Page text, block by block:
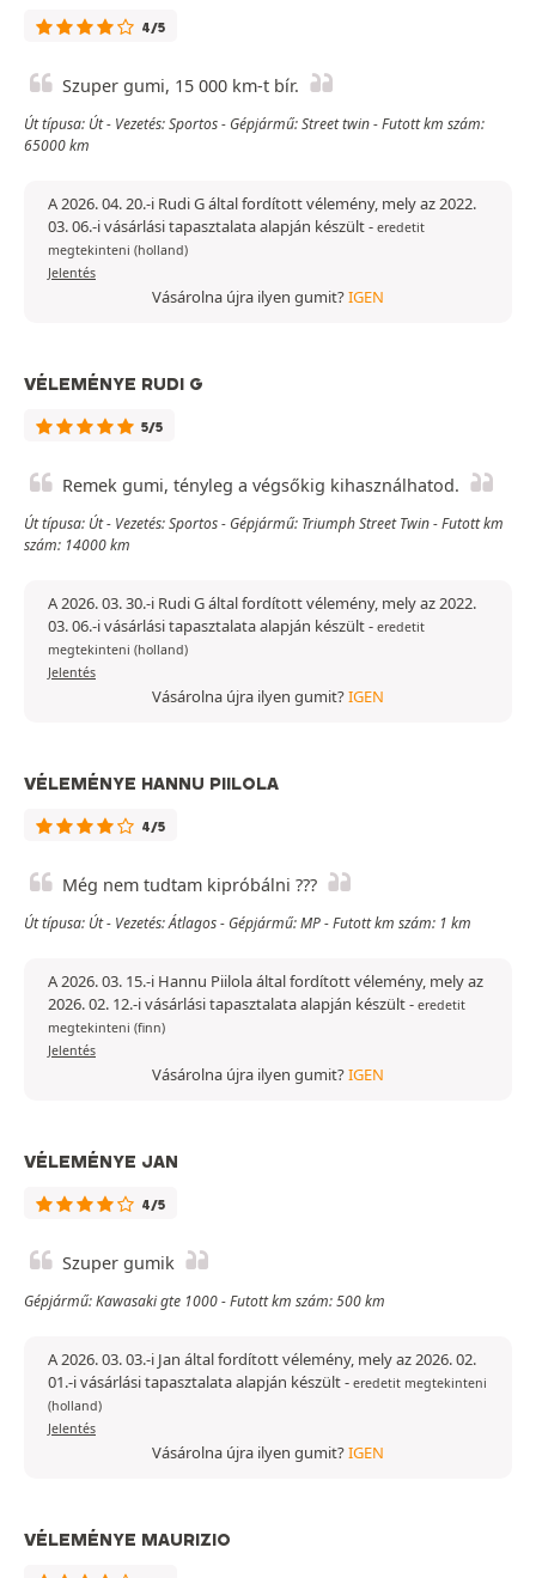
4/5
Szuper gumi, 15 000 km-t bír.
Út típusa: Út - Vezetés: Sportos - Gépjármű: Street twin - Futott km szám:
65000 km
A 2026. 04. 20.-i Rudi G által fordított vélemény, mely az 2022.
03. 06.-i vásárlási tapasztalata alapján készült- eredetit
megtekinteni (holland)
Jelentés
Vásárolna újra ilyen gumit?IGEN
VÉLEMÉNYE RUDI G
5/5
Remek gumi, tényleg a végsőkig kihasználhatod.
Út típusa: Út - Vezetés: Sportos - Gépjármű: Triumph Street Twin - Futott km
szám: 14000 km
A 2026. 03. 30.-i Rudi G által fordított vélemény, mely az 2022.
03. 06.-i vásárlási tapasztalata alapján készült- eredetit
megtekinteni (holland)
Jelentés
Vásárolna újra ilyen gumit?IGEN
VÉLEMÉNYE HANNU PIILOLA
4/5
Még nem tudtam kipróbálni ???
Út típusa: Út - Vezetés: Átlagos - Gépjármű: MP - Futott km szám: 1 km
A 2026. 03. 15.-i Hannu Piilola által fordított vélemény, mely az
2026. 02. 12.-i vásárlási tapasztalata alapján készült- eredetit
megtekinteni (finn)
Jelentés
Vásárolna újra ilyen gumit?IGEN
VÉLEMÉNYE JAN
4/5
Szuper gumik
Gépjármű: Kawasaki gte 1000 - Futott km szám: 500 km
A 2026. 03. 03.-i Jan által fordított vélemény, mely az 2026. 02.
01.-i vásárlási tapasztalata alapján készült- eredetit megtekinteni
(holland)
Jelentés
Vásárolna újra ilyen gumit?IGEN
VÉLEMÉNYE MAURIZIO